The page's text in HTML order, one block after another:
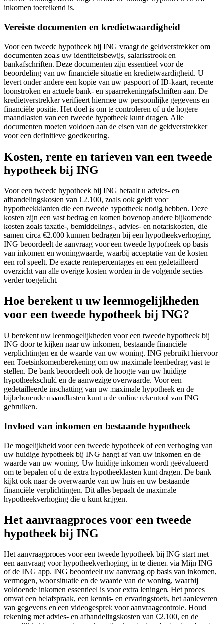
inkomen toereikend is.
Vereiste documenten en kredietwaardigheid
Voor een tweede hypotheek bij ING vraagt de geldverstrekker om
documenten zoals uw identiteitsbewijs, salarisstrook en
bankafschriften. Deze documenten zijn essentieel voor de
beoordeling van uw financiële situatie en kredietwaardigheid. U
levert onder andere een kopie van uw paspoort of ID-kaart, recente
loonstroken en actuele bank- en spaarrekeningafschriften aan. De
kredietverstrekker verifieert hiermee uw persoonlijke gegevens en
financiële positie. Het doel is om te controleren of u de hogere
maandlasten van een tweede hypotheek kunt dragen. Alle
documenten moeten voldoen aan de eisen van de geldverstrekker
voor een definitieve goedkeuring.
Kosten, rente en tarieven van een tweede
hypotheek bij ING
Voor een tweede hypotheek bij ING betaalt u advies- en
afhandelingskosten van €2.100, zoals ook geldt voor
hypotheekklanten die een tweede hypotheek nodig hebben. Deze
kosten zijn een vast bedrag en komen bovenop andere bijkomende
kosten zoals taxatie-, bemiddelings-, advies- en notariskosten, die
samen circa €2.000 kunnen bedragen bij een hypotheekverhoging.
ING beoordeelt de aanvraag voor een tweede hypotheek op basis
van inkomen en woningwaarde, waarbij acceptatie van de kosten
een rol speelt. De exacte rentepercentages en een gedetailleerd
overzicht van alle overige kosten worden in de volgende secties
verder toegelicht.
Hoe berekent u uw leenmogelijkheden
voor een tweede hypotheek bij ING?
U berekent uw leenmogelijkheden voor een tweede hypotheek bij
ING door te kijken naar uw inkomen, bestaande financiële
verplichtingen en de waarde van uw woning. ING gebruikt hiervoor
een Toetsinkomenberekening om uw maximale leenbedrag vast te
stellen. De bank beoordeelt ook de hoogte van uw huidige
hypotheekschuld en de aanwezige overwaarde. Voor een
gedetailleerde inschatting van uw maximale hypotheek en de
bijbehorende maandlasten kunt u de online rekentool van ING
gebruiken.
Invloed van inkomen en bestaande hypotheek
De mogelijkheid voor een tweede hypotheek of een verhoging van
uw huidige hypotheek bij ING hangt af van uw inkomen en de
waarde van uw woning. Uw huidige inkomen wordt geëvalueerd
om te bepalen of u de extra hypotheeklasten kunt dragen. De bank
kijkt ook naar de overwaarde van uw huis en uw bestaande
financiële verplichtingen. Dit alles bepaalt de maximale
hypotheekverhoging die u kunt krijgen.
Het aanvraagproces voor een tweede
hypotheek bij ING
Het aanvraagproces voor een tweede hypotheek bij ING start met
een aanvraag voor hypotheekverhoging, in te dienen via Mijn ING
of de ING app. ING beoordeelt uw aanvraag op basis van inkomen,
vermogen, woonsituatie en de waarde van de woning, waarbij
voldoende inkomen essentieel is voor extra leningen. Het proces
omvat een belafspraak, een kennis- en ervaringstoets, het aanleveren
van gegevens en een videogesprek voor aanvraagcontrole. Houd
rekening met advies- en afhandelingskosten van €2.100, en de